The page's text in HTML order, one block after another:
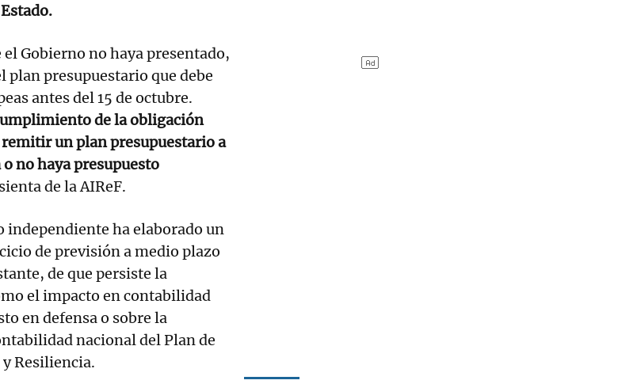
Gobierno no haya presentado,
plan presupuestario que debe
antes del 15 de octubre.
de la obligación
un plan presupuestario a
no haya presupuesto
de la AIReF.
independiente ha elaborado un
de previsión a medio plazo
de que persiste la
el impacto en contabilidad
en defensa o sobre la
nacional del Plan de
Resiliencia.